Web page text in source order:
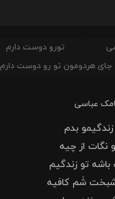
تورو دوست دارم
جای هردومون تو رو دوست دارم
عباسی
بدم
نگات از چیه
تو زندگیم
شَم کافیه